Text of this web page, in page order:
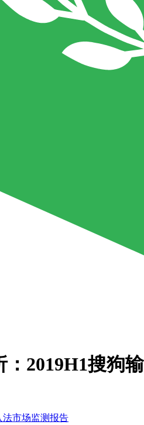
2019H1搜狗
法市场监测报告